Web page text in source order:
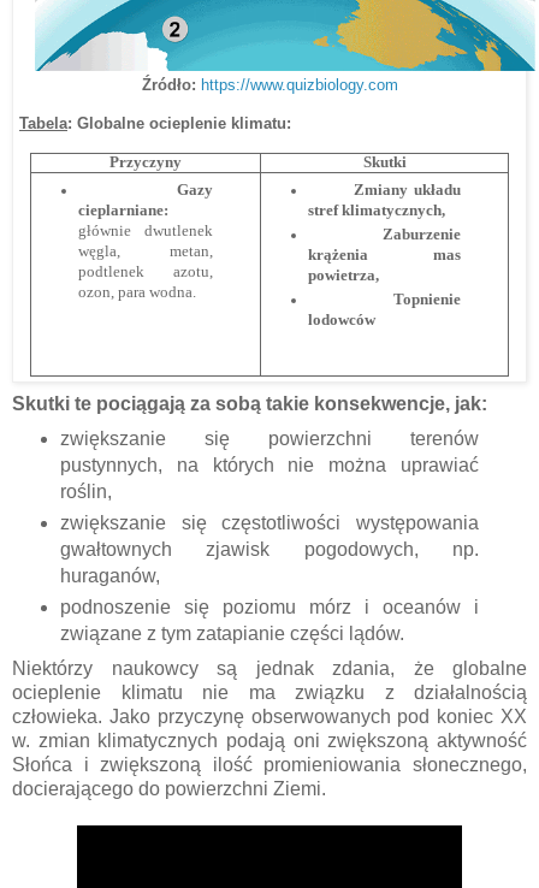
Źródło: https://www.quizbiology.com
Tabela: Globalne ocieplenie klimatu:
Przyczyny
Skutki
Gazy
cieplarniane:
głównie dwutlenek
węgla, metan,
podtlenek azotu,
ozon, para wodna.
Zmiany układu
stref klimatycznych,
Zaburzenie
krążenia mas
powietrza,
Topnienie
lodowców
Skutki te pociągają za sobą takie konsekwencje, jak:
zwiększanie się powierzchni terenów
pustynnych, na których nie można uprawiać
roślin,
zwiększanie się częstotliwości występowania
gwałtownych zjawisk pogodowych, np.
huraganów,
podnoszenie się poziomu mórz i oceanów i
związane z tym zatapianie części lądów.
Niektórzy naukowcy są jednak zdania, że globalne
ocieplenie klimatu nie ma związku z działalnością
człowieka. Jako przyczynę obserwowanych pod koniec XX
w. zmian klimatycznych podają oni zwiększoną aktywność
Słońca i zwiększoną ilość promieniowania słonecznego,
docierającego do powierzchni Ziemi.